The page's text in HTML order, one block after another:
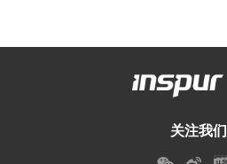
关注我们